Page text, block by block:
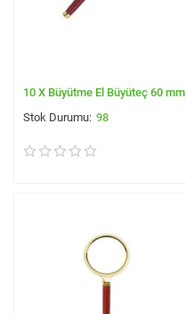
10 X Büyütme El Büyüteç 60 mm
98